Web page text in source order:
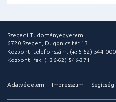
Szegedi Tudományegyetem
6720 Szeged, Dugonics tér 13.
Központi telefonszám: (+36-62) 544-000
Központi fax: (+36-62) 546-371
Adatvédelem Impresszum Segítség